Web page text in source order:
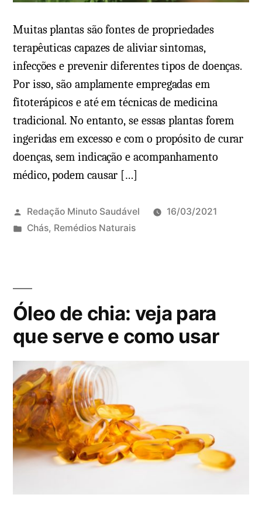
Muitas plantas são fontes de propriedades
terapêuticas capazes de aliviar sintomas,
infecções e prevenir diferentes tipos de doenças.
Por isso, são amplamente empregadas em
fitoterápicos e até em técnicas de medicina
tradicional. No entanto, se essas plantas forem
ingeridas em excesso e com o propósito de curar
doenças, sem indicação e acompanhamento
médico, podem causar […]
Redação Minuto Saudável
16/03/2021
P
c
d
o
e
m
Chás, Remédios Naturais
Óleo de chia: veja para
que serve e como usar